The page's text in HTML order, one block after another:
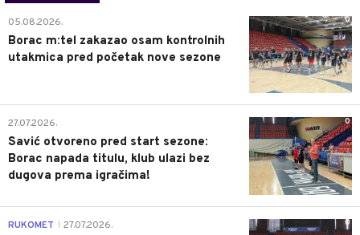
0
05.08.2026.
Borac m:tel zakazao osam kontrolnih
utakmica pred početak nove sezone
0
27.07.2026.
Savić otvoreno pred start sezone:
Borac napada titulu, klub ulazi bez
dugova prema igračima!
0
RUKOMET 27.07.2026.